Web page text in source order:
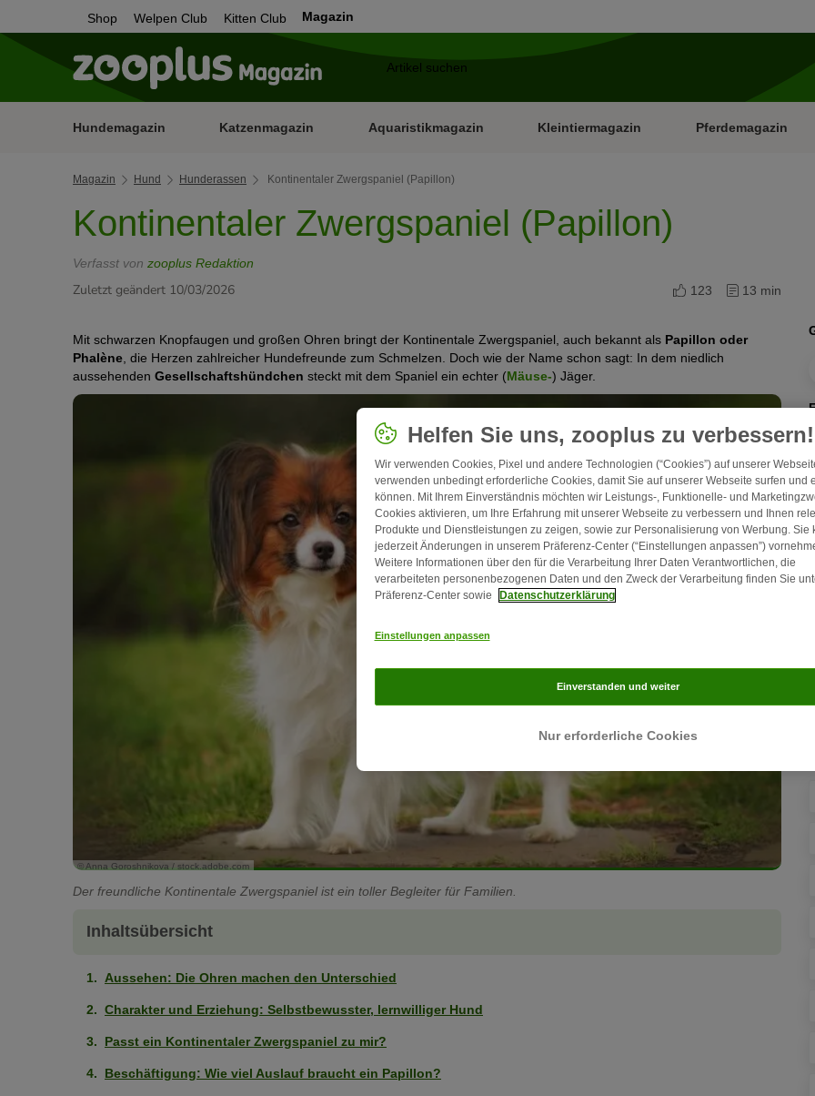
Shop Welpen Club Kitten Club Magazin
Hundemagazin Katzenmagazin Aquaristikmagazin Kleintiermagazin Pferdemagazin
Magazin Hund Hunderassen Kontinentaler Zwergspaniel (Papillon)
Kontinentaler Zwergspaniel (Papillon)
Verfasst von zooplus Redaktion
Zuletzt geändert 10/03/2026 123 13 min
Mit schwarzen Knopfaugen und großen Ohren bringt der Kontinentale Zwergspaniel, auch bekannt als Papillon oder
Phalène , die Herzen zahlreicher Hundefreunde zum Schmelzen. Doch wie der Name schon sagt: In dem niedlich
aussehenden Gesellschaftshündchen steckt mit dem Spaniel ein echter (Mäuse-) Jäger.
© Anna Goroshnikova / stock.adobe.com
Der freundliche Kontinentale Zwergspaniel ist ein toller Begleiter für Familien.
Inhaltsübersicht
Aussehen: Die Ohren machen den Unterschied
Charakter und Erziehung: Selbstbewusster, lernwilliger Hund
Passt ein Kontinentaler Zwergspaniel zu mir?
Beschäftigung: Wie viel Auslauf braucht ein Papillon?
Helfen Sie uns, zooplus zu verbessern!
Wir verwenden Cookies, Pixel und andere Technologien (“Cookies”) auf unserer
verwenden unbedingt erforderliche Cookies, damit Sie auf unserer Webseite surfen und
können. Mit Ihrem Einverständnis möchten wir Leistungs-, Funktionelle- und
Cookies aktivieren, um Ihre Erfahrung mit unserer Webseite zu verbessern und Ihnen
Produkte und Dienstleistungen zu zeigen, sowie zur Personalisierung von Werbung. Sie
jederzeit Änderungen in unserem Präferenz-Center (“Einstellungen anpassen”)
Weitere Informationen über den für die Verarbeitung Ihrer Daten Verantwortlichen, die
verarbeiteten personenbezogenen Daten und den Zweck der Verarbeitung finden Sie
Präferenz-Center sowie
Datenschutzerklärung
Einstellungen anpassen
Nur erforderliche Cookies
Einverstanden und weiter